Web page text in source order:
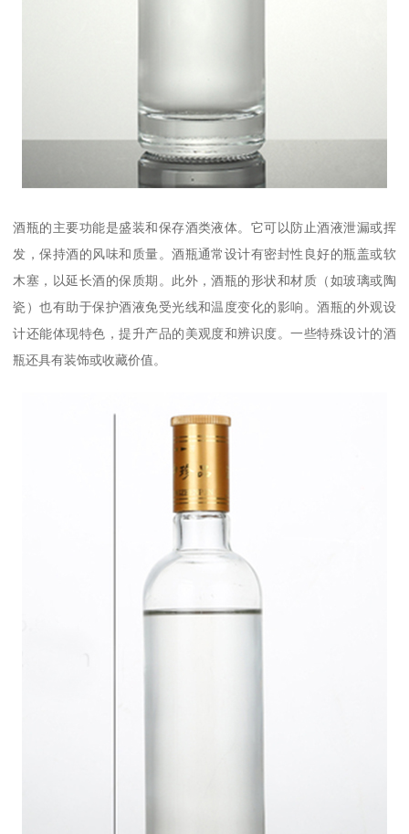
酒瓶的主要功能是盛装和保存酒类液体。它可以防止酒液泄漏或挥
发，保持酒的风味和质量。酒瓶通常设计有密封性良好的瓶盖或软
木塞，以延长酒的保质期。此外，酒瓶的形状和材质（如玻璃或陶
瓷）也有助于保护酒液免受光线和温度变化的影响。酒瓶的外观设
计还能体现特色，提升产品的美观度和辨识度。一些特殊设计的酒
瓶还具有装饰或收藏价值。